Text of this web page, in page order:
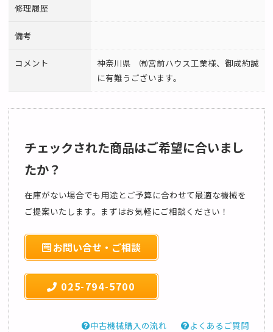
修理履歴
備考
コメント
神奈川県 ㈲宮前ハウス工業様、御成約誠
に有難うございます。
チェックされた商品はご希望に合いまし
たか？
在庫がない場合でも用途とご予算に合わせて最適な機械を
ご提案いたします。まずはお気軽にご相談ください！
お問い合せ・ご相談
025-794-5700
中古機械購入の流れ よくあるご質問